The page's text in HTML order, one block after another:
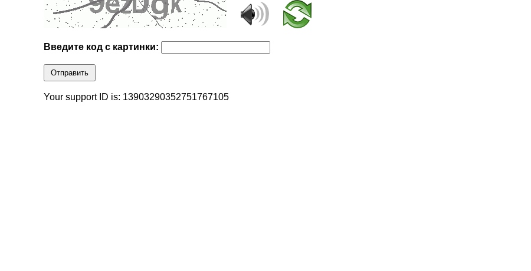
Введите код с картинки:
Отправить
Your support ID is: 13903290352751767105